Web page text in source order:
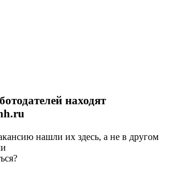
находят
нашли их здесь, а не в другом